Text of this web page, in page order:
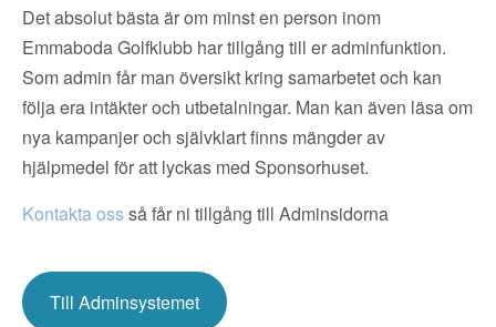
Det absolut bästa är om minst en person inom
Emmaboda Golfklubb har tillgång till er adminfunktion.
Som admin får man översikt kring samarbetet och kan
följa era intäkter och utbetalningar. Man kan även läsa om
nya kampanjer och självklart finns mängder av
hjälpmedel för att lyckas med Sponsorhuset.
Kontakta ossså får ni tillgång till Adminsidorna
Till Adminsystemet